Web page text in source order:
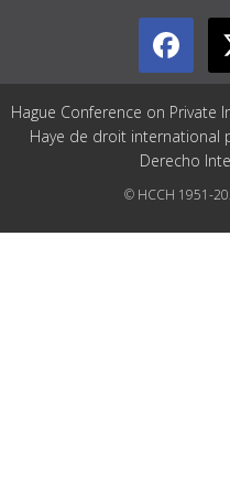
Hague Conference on Private
Haye de droit international
Derecho
© HCCH 1951-